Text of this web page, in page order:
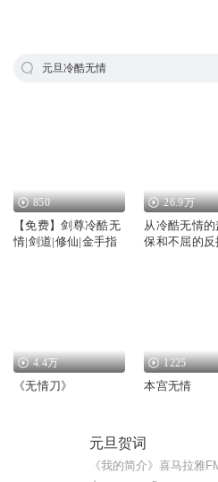
元旦冷酷无情
850
【免费】剑尊冷酷无
情|剑道|修仙|金手指
26.9万
从冷酷无情
保和不屈的反
4.4万
《无情刀》
1225
本宫无情
元旦贺词